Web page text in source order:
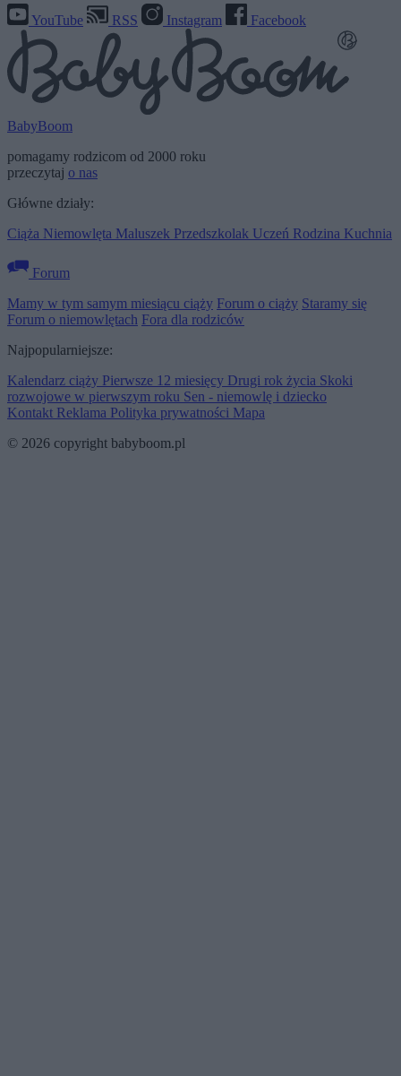
YouTube RSS Instagram Facebook
BabyBoom
pomagamy rodzicom od 2000 roku
przeczytaj o nas
Główne działy:
Ciąża Niemowlęta Maluszek Przedszkolak Uczeń Rodzina Kuchnia
Forum
Mamy w tym samym miesiącu ciąży Forum o ciąży Staramy się
Forum o niemowlętach Fora dla rodziców
Najpopularniejsze:
Kalendarz ciąży Pierwsze 12 miesięcy Drugi rok życia Skoki
rozwojowe w pierwszym roku Sen - niemowlę i dziecko
Kontakt Reklama Polityka prywatności Mapa
© 2026 copyright babyboom.pl